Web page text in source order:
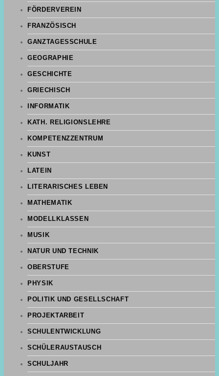
FÖRDERVEREIN
FRANZÖSISCH
GANZTAGESSCHULE
GEOGRAPHIE
GESCHICHTE
GRIECHISCH
INFORMATIK
KATH. RELIGIONSLEHRE
KOMPETENZZENTRUM
KUNST
LATEIN
LITERARISCHES LEBEN
MATHEMATIK
MODELLKLASSEN
MUSIK
NATUR UND TECHNIK
OBERSTUFE
PHYSIK
POLITIK UND GESELLSCHAFT
PROJEKTARBEIT
SCHULENTWICKLUNG
SCHÜLERAUSTAUSCH
SCHULJAHR